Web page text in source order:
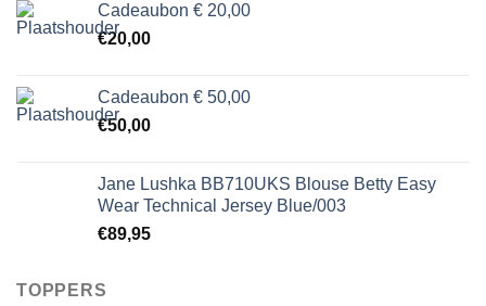
Cadeaubon € 20,00
€20,00
Cadeaubon € 50,00
€50,00
Jane Lushka BB710UKS Blouse Betty Easy
Wear Technical Jersey Blue/003
€89,95
TOPPERS